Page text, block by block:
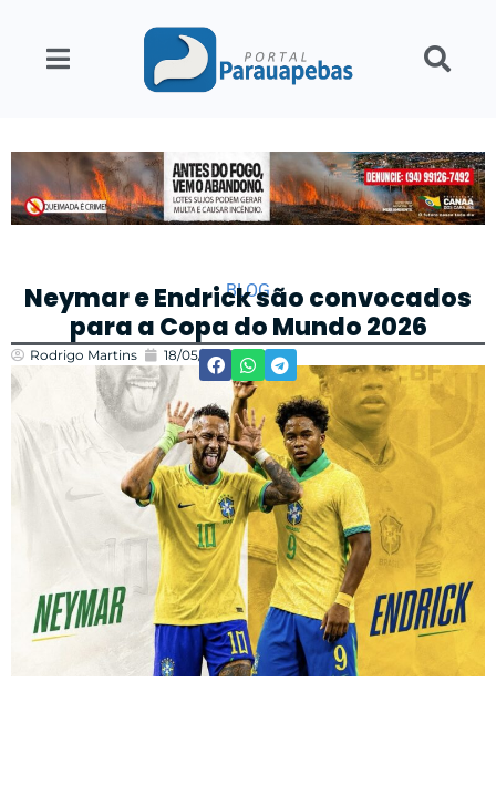
BLOG
Neymar e Endrick são convocados
para a Copa do Mundo 2026
Rodrigo Martins 18/05/2026 18:30